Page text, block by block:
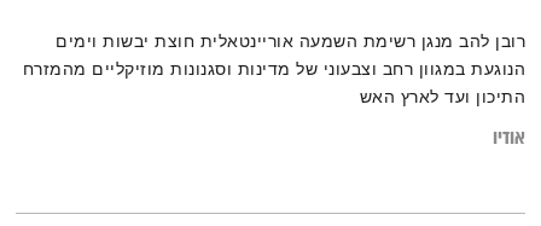
רובן להב מנגן רשימת השמעה אוריינטאלית חוצת יבשות וימים
הנוגעת במגוון רחב וצבעוני של מדינות וסגנונות מוזיקליים מהמזרח
התיכון ועד לארץ האש
אודיו